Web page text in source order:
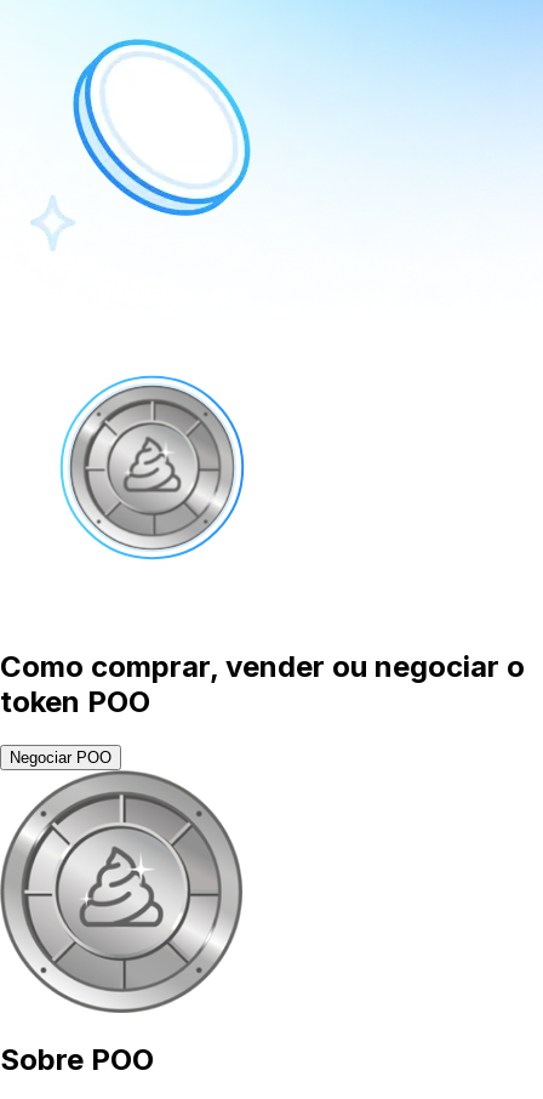
Como comprar, vender ou negociar o
token POO
Negociar POO
Sobre POO